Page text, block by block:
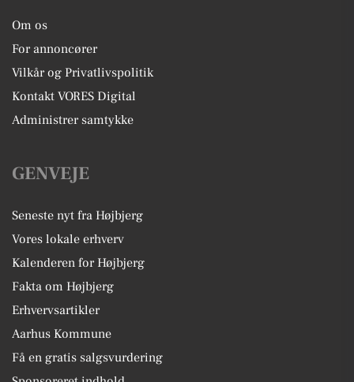
Om os
For annoncører
Vilkår og Privatlivspolitik
Kontakt VORES Digital
Administrer samtykke
GENVEJE
Seneste nyt fra Højbjerg
Vores lokale erhverv
Kalenderen for Højbjerg
Fakta om Højbjerg
Erhvervsartikler
Aarhus Kommune
Få en gratis salgsvurdering